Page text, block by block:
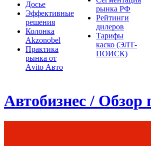
Досье
Эффективные
решения
Колонка
Akzonobel
Практика
рынка от
Аvito Авто
рынка РФ
Рейтинги
дилеров
Тарифы
каско (ЭЛТ-
ПОИСК)
Автобизнес / Обзор